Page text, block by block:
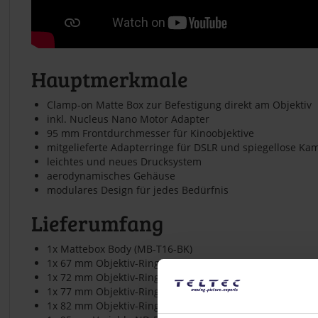
Hauptmerkmale
Clamp-on Matte Box zur Befestigung direkt am Objektiv
inkl. Nucleus Nano Motor Adapter
95 mm Frontdurchmesser für Kinoobjektive
mitgelieferte Adapterringe für DSLR und spiegellose
leichtes und neues Drucksystem
aerodynamisches Gehäuse
modulares Design für jedes Bedürfnis
Lieferumfang
1x Mattebox Body (MB-T16-BK)
1x 67 mm Objektiv-Ring (MB-T16-67)
1x 72 mm Objektiv-Ring (MB-T16-72)
1x 77 mm Objektiv-Ring (MB-T16-77)
1x 82 mm Objektiv-Ring (MB-T16-82)